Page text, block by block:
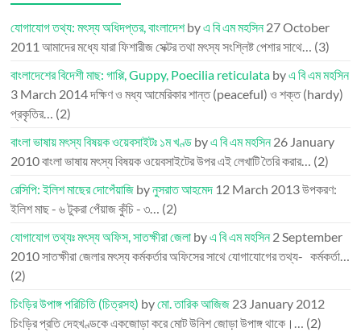
যোগাযোগ তথ্য: মৎস্য অধিদপ্তর, বাংলাদেশbyএ বি এম মহসিন27 October
2011 আমাদের মধ্যে যারা ফিশারীজ সেক্টর তথা মৎস্য সংশ্লিষ্ট পেশার সাথে… (3)
বাংলাদেশের বিদেশী মাছ: গাপ্পি, Guppy, Poecilia reticulata byএ বি এম মহসিন
3 March 2014দক্ষিণ ও মধ্য আমেরিকার শান্ত (peaceful) ও শক্ত (hardy)
প্রকৃতির… (2)
বাংলা ভাষায় মৎস্য বিষয়ক ওয়েবসাইটঃ ১ম খণ্ড byএ বি এম মহসিন26 January
2010বাংলা ভাষায় মৎস্য বিষয়ক ওয়েবসাইটের উপর এই লেখাটি তৈরি করার… (2)
রেসিপি: ইলিশ মাছের দোপেঁয়াজি byনুসরাত আহমেদ 12 March 2013উপকরণ:
ইলিশ মাছ - ৬ টুকরা পেঁয়াজ কুঁচি - ৩… (2)
যোগাযোগ তথ্যঃ মৎস্য অফিস, সাতক্ষীরা জেলা byএ বি এম মহসিন2 September
2010সাতক্ষীরা জেলার মৎস্য কর্মকর্তার অফিসের সাথে যোগাযোগের তথ্য- কর্মকর্তা…
(2)
চিংড়ির উপাঙ্গ পরিচিতি (চিত্রসহ) byমো. তারিক আজিজ 23 January 2012
চিংড়ির প্রতি দেহখণ্ডকে একজোড়া করে মোট উনিশ জোড়া উপাঙ্গ থাকে।… (2)